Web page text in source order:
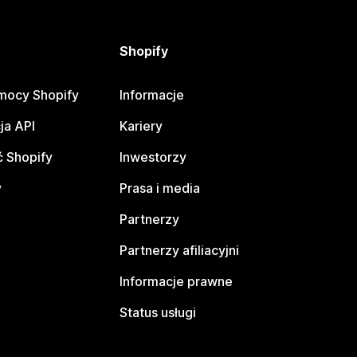
Shopify
API
Shopify
Shopify
Informacje
Kariery
Inwestorzy
Prasa i media
Partnerzy
Partnerzy afiliacyjni
Informacje prawne
Status usługi